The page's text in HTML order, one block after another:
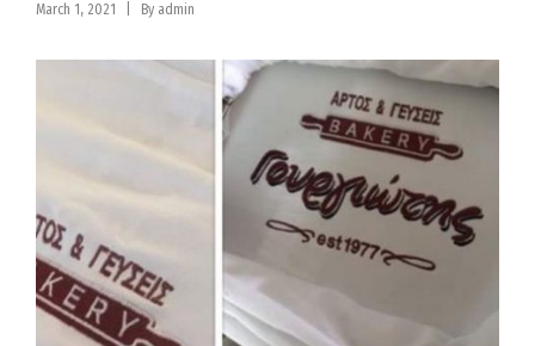
March 1, 2021 By admin